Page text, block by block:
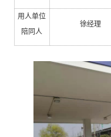
用人单位
陪同人
徐经理